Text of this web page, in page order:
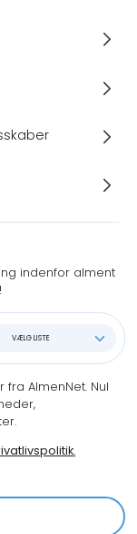
indenfor alment
VÆLG LISTE
AlmenNet. Nul
.